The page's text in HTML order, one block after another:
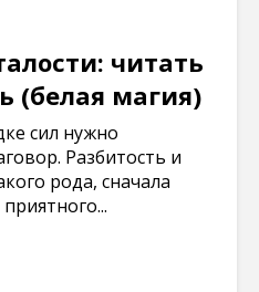
читать
(белая магия)
сил нужно
Разбитость и
рода, сначала